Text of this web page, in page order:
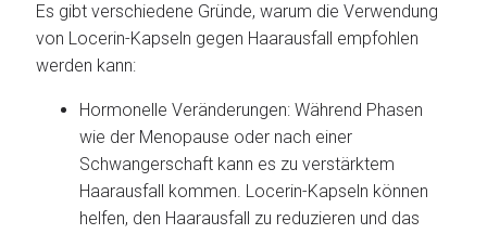
Es gibt verschiedene Gründe, warum die Verwendung
von Locerin-Kapseln gegen Haarausfall empfohlen
werden kann:
Hormonelle Veränderungen: Während Phasen
wie der Menopause oder nach einer
Schwangerschaft kann es zu verstärktem
Haarausfall kommen. Locerin-Kapseln können
helfen, den Haarausfall zu reduzieren und das